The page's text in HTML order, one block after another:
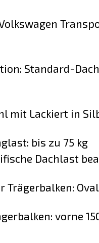
Standard-
mit Lackiert in
bis zu 75 kg
Dachlast
Trägerbalken: Oval
vorne